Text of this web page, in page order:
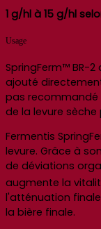
1 g/hl à 15 g/hl
Usage
SpringFerm™ BR-
ajouté
pas recommandé
de la levure
Fermentis
levure. Grâce à
de déviations
augmente la
l'atténuation
la bière finale.